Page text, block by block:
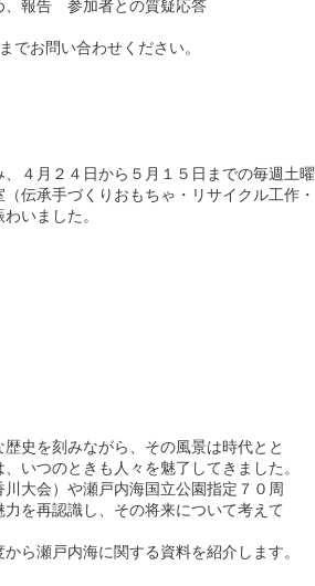
参加者との質疑応答
でお問い合わせください。
４月２４日から５月１５日までの毎週土曜
伝承手づくりおもちゃ・リサイクル工作・
いました。
史を刻みながら、その風景は時代とと
いつのときも人々を魅了してきました。
大会）や瀬戸内海国立公園指定７０周
を再認識し、その将来について考えて
ら瀬戸内海に関する資料を紹介します。